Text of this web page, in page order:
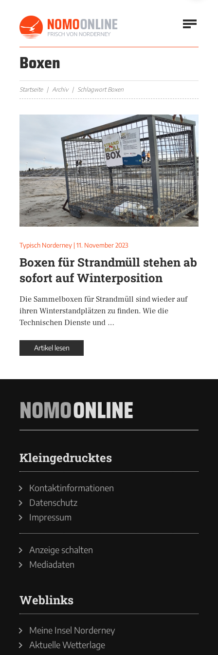
Boxen
Startseite Archiv Schlagwort Boxen
Typisch Norderney | 11. November 2023
Boxen für Strandmüll stehen ab
sofort auf Winterposition
Die Sammelboxen für Strandmüll sind wieder auf
ihren Winterstandplätzen zu finden. Wie die
Technischen Dienste und …
Artikel lesen
NOMOONLINE
Kleingedrucktes
Kontaktinformationen
Datenschutz
Impressum
Anzeige schalten
Mediadaten
Weblinks
Meine Insel Norderney
Aktuelle Wetterlage